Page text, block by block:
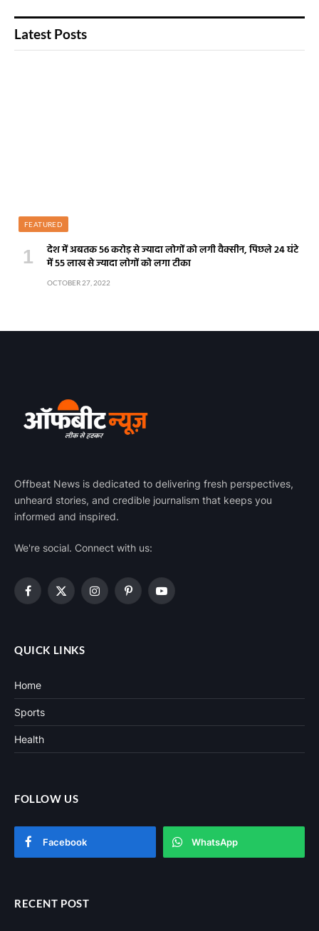
Latest Posts
FEATURED
देश में अबतक 56 करोड़ से ज्यादा लोगों को लगी वैक्सीन, पिछले 24 घंटे
में 55 लाख से ज्यादा लोगों को लगा टीका
OCTOBER 27, 2022
Offbeat News is dedicated to delivering fresh perspectives,
unheard stories, and credible journalism that keeps you
informed and inspired.
We're social. Connect with us:
Facebook
X
InstagramPinterestYouTube
QUICK LINKS
Home
Sports
Health
FOLLOW US
Facebook WhatsApp
RECENT POST